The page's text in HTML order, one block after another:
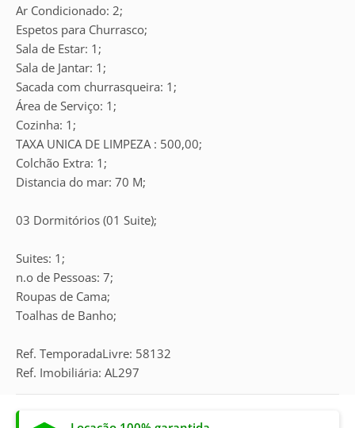
Ar Condicionado: 2;
Espetos para Churrasco;
Sala de Estar: 1;
Sala de Jantar: 1;
Sacada com churrasqueira: 1;
Área de Serviço: 1;
Cozinha: 1;
TAXA UNICA DE LIMPEZA : 500,00;
Colchão Extra: 1;
Distancia do mar: 70 M;
03 Dormitórios (01 Suite);
Suites: 1;
n.o de Pessoas: 7;
Roupas de Cama;
Toalhas de Banho;
Ref. TemporadaLivre: 58132
Ref. Imobiliária: AL297